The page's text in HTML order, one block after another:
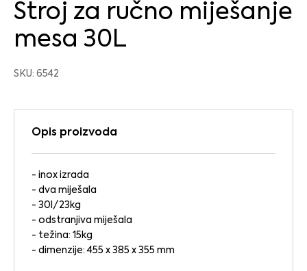
Stroj za ručno miješanje
mesa 30L
SKU: 6542
Opis proizvoda
- inox izrada
- dva miješala
- 30l/23kg
- odstranjiva miješala
- težina: 15kg
- dimenzije: 455 x 385 x 355 mm